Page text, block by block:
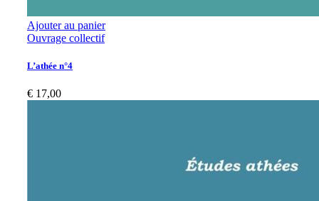
Ajouter au panier
Ouvrage collectif
L’athée n°4
€ 17,00